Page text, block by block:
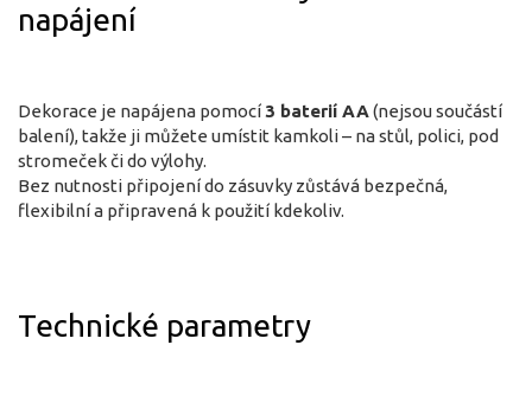
napájení
Dekorace je napájena pomocí3 baterií AA(nejsou součástí
balení), takže ji můžete umístit kamkoli – na stůl, polici, pod
stromeček či do výlohy.
Bez nutnosti připojení do zásuvky zůstává bezpečná,
flexibilní a připravená k použití kdekoliv.
Technické parametry